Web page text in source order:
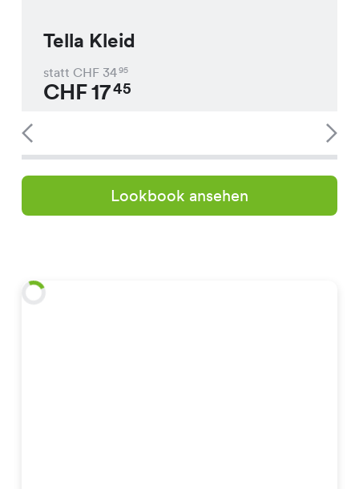
Tella Kleid
statt CHF 3495
CHF1745
Lookbook ansehen